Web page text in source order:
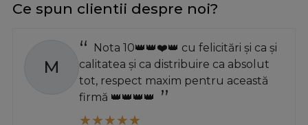
Ce spun clientii despre noi?
M
Nota 10👑👑❤️👑 cu felicitări și ca și
calitatea și ca distribuire ca absolut
tot, respect maxim pentru această
firmă 👑👑👑👑